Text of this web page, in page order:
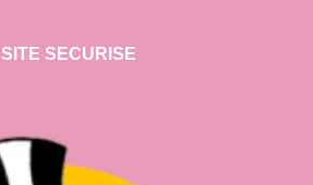
SITE SECURISE